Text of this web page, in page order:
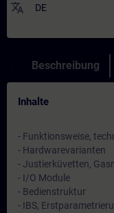
translate DE
Beschreibung
Inhalte
- Funktionsweise,
- Hardwarevarianten
- Justierküvetten,
- I/O Module
- Bedienstruktur
- IBS,